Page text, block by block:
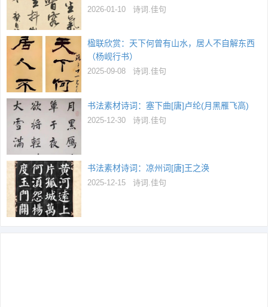
2026-01-10 诗词.佳句
楹联欣赏：天下何曾有山水，居人不自解东西
（杨岘行书）
2025-09-08 诗词.佳句
书法素材诗词：塞下曲[唐]卢纶(月黑雁飞高)
2025-12-30 诗词.佳句
书法素材诗词：凉州词[唐]王之涣
2025-12-15 诗词.佳句